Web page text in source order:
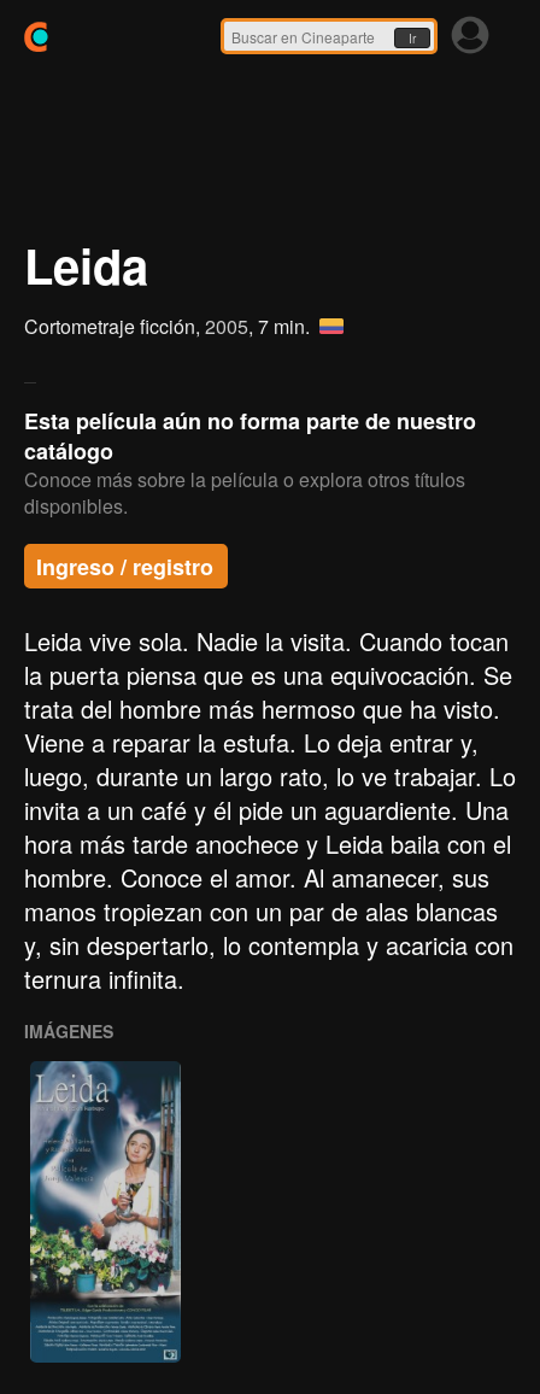
Ir
Leida
Cortometraje ficción, 2005, 7 min.
Esta película aún no forma parte de nuestro
catálogo
Conoce más sobre la película o explora otros títulos
disponibles.
Ingreso / registro
Leida vive sola. Nadie la visita. Cuando tocan
la puerta piensa que es una equivocación. Se
trata del hombre más hermoso que ha visto.
Viene a reparar la estufa. Lo deja entrar y,
luego, durante un largo rato, lo ve trabajar. Lo
invita a un café y él pide un aguardiente. Una
hora más tarde anochece y Leida baila con el
hombre. Conoce el amor. Al amanecer, sus
manos tropiezan con un par de alas blancas
y, sin despertarlo, lo contempla y acaricia con
ternura infinita.
IMÁGENES